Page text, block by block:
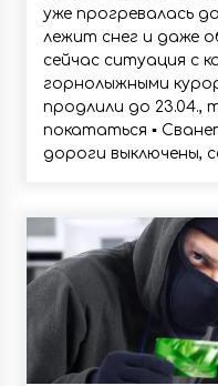
уже прогревалась
лежит снег и даже
сейчас ситуация с
горнолыжными
продлили до 23.04.,
покататься ▪️
дороги выключены,